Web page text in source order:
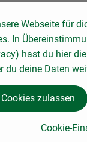
Webseite für
In
hast du hier
du deine Daten
Cookie-
zulassen